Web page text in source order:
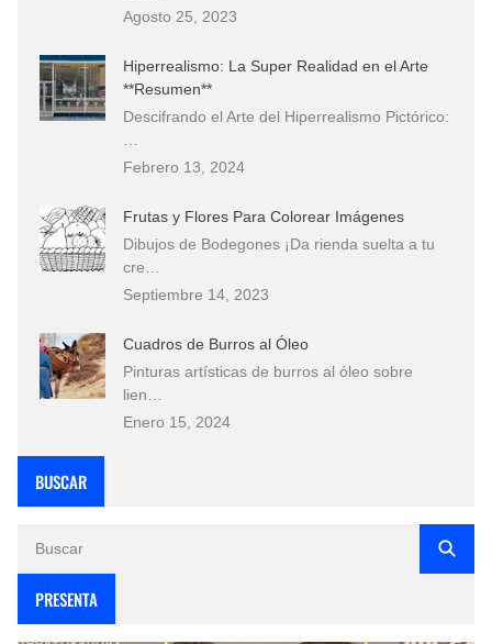
Agosto 25, 2023
Hiperrealismo: La Super Realidad en el Arte
**Resumen**
Descifrando el Arte del Hiperrealismo Pictórico:
Febrero 13, 2024
Frutas y Flores Para Colorear Imágenes
Dibujos de Bodegones ¡Da rienda suelta a tu
cre…
Septiembre 14, 2023
Cuadros de Burros al Óleo
Pinturas artísticas de burros al óleo sobre
lien…
Enero 15, 2024
BUSCAR
PRESENTA